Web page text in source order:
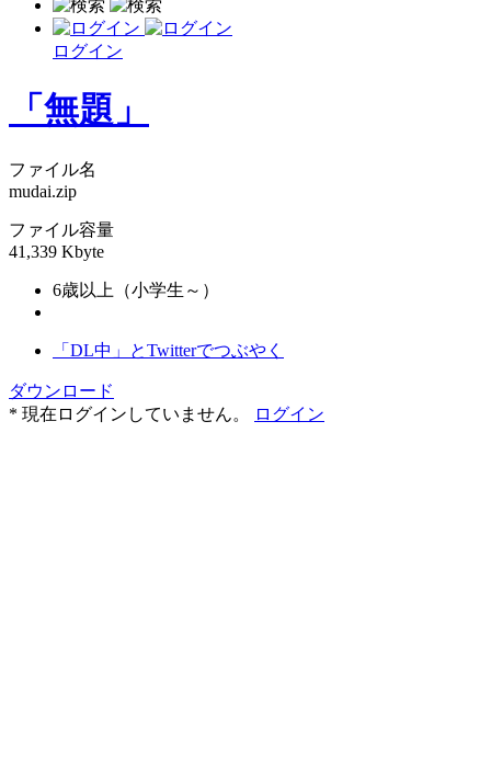
ログイン
「無題」
ファイル名
mudai.zip
ファイル容量
41,339 Kbyte
6歳以上（小学生～）
「DL中」とTwitterでつぶやく
ダウンロード
* 現在ログインしていません。
ログイン